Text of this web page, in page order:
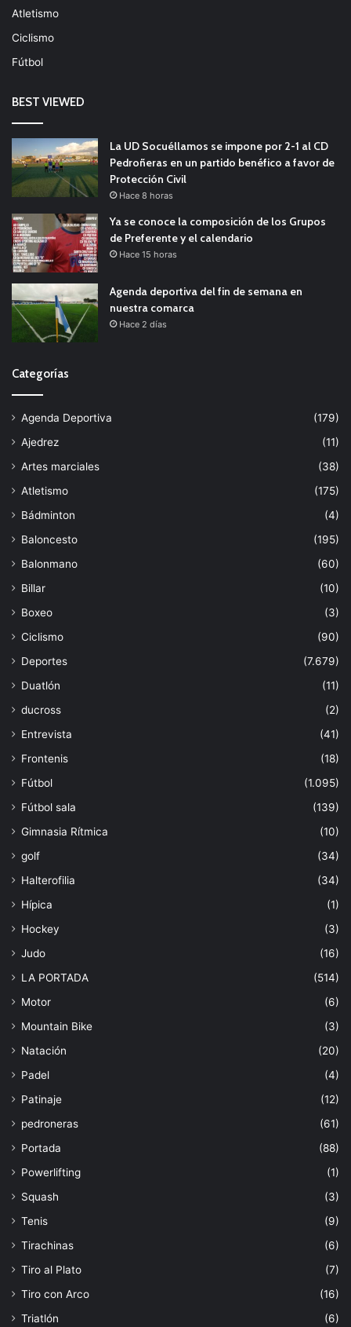
Atletismo
Ciclismo
Fútbol
BEST VIEWED
La UD Socuéllamos se impone por 2-1 al CD
Pedroñeras en un partido benéfico a favor de
Protección Civil
Hace 8 horas
Ya se conoce la composición de los Grupos
de Preferente y el calendario
Hace 15 horas
Agenda deportiva del fin de semana en
nuestra comarca
Hace 2 días
Categorías
Agenda Deportiva
(179)
Ajedrez
(11)
Artes marciales
(38)
Atletismo
(175)
Bádminton
(4)
Baloncesto
(195)
Balonmano
(60)
Billar
(10)
Boxeo
(3)
Ciclismo
(90)
Deportes
(7.679)
Duatlón
(11)
ducross
(2)
Entrevista
(41)
Frontenis
(18)
Fútbol
(1.095)
Fútbol sala
(139)
Gimnasia Rítmica
(10)
golf
(34)
Halterofilia
(34)
Hípica
(1)
Hockey
(3)
Judo
(16)
LA PORTADA
(514)
Motor
(6)
Mountain Bike
(3)
Natación
(20)
Padel
(4)
Patinaje
(12)
pedroneras
(61)
Portada
(88)
Powerlifting
(1)
Squash
(3)
Tenis
(9)
Tirachinas
(6)
Tiro al Plato
(7)
Tiro con Arco
(16)
Triatlón
(6)